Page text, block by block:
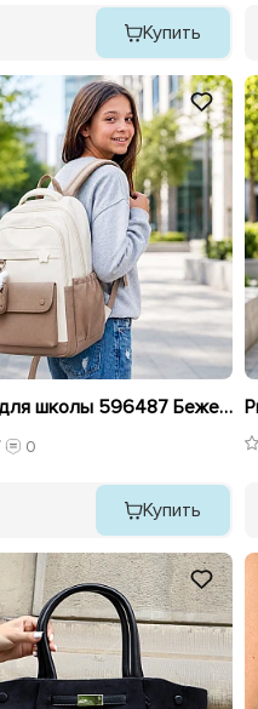
Купить
Рюкзак для школы 596487 Бежевый
0
Купить